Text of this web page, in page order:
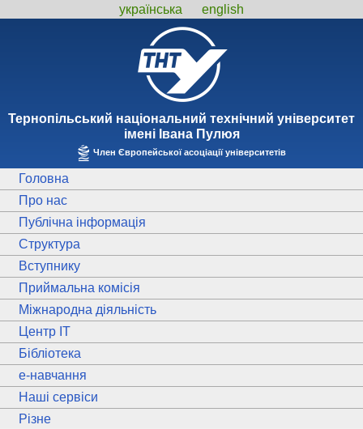
українська english
Тернопiльський національний технiчний унiверситет
iменi Iвана Пулюя
Член Європейської асоціації університетів
Головна
Про нас
Публічна інформація
Структура
Вступнику
Приймальна комісія
Міжнародна діяльність
Центр ІТ
Бібліотека
e-навчання
Наші сервіси
Різне